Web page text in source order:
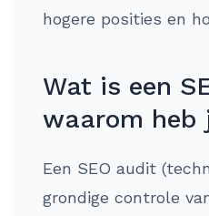
hogere posities en
Wat is een
waarom heb
Een SEO audit
grondige controle